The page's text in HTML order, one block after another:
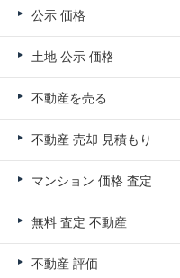
公示 価格
土地 公示 価格
不動産を売る
不動産 売却 見積もり
マンション 価格 査定
無料 査定 不動産
不動産 評価